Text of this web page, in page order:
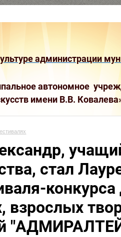
администрации
автономное
имени В.В.
стал